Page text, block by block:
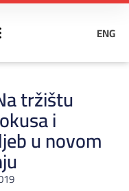
ENG
tržištu
i
u novom